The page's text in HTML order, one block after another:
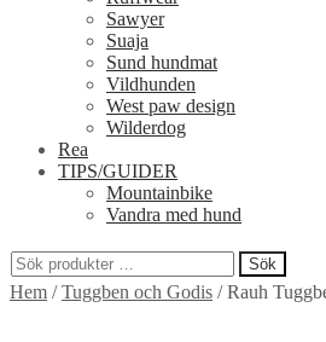
Sawyer
Suaja
Sund hundmat
Vildhunden
West paw design
Wilderdog
Rea
TIPS/GUIDER
Mountainbike
Vandra med hund
Sök
efter:
Sök
Hem /Tuggben och Godis /Rauh